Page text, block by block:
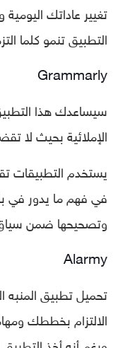
تغيير عاداتك
التطبيق تنمو كلما
Grammarly
سيساعدك هذا
الإملائية بحيث لا
يستخدم التطبيقات
في فهم ما يدور في
وتصحيحها ضمن
Alarmy
تحميل تطبيق
الالتزام بخططك